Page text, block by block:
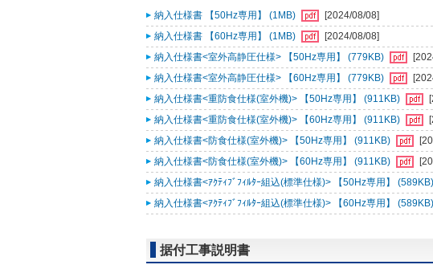
納入仕様書 【50Hz専用】 (1MB)
[2024/08/08]
納入仕様書 【60Hz専用】 (1MB)
[2024/08/08]
納入仕様書<室外高静圧仕様> 【50Hz専用】 (779KB)
納入仕様書<室外高静圧仕様> 【60Hz専用】 (779KB)
納入仕様書<重防食仕様(室外機)> 【50Hz専用】 (911KB)
納入仕様書<重防食仕様(室外機)> 【60Hz専用】 (911KB)
納入仕様書<防食仕様(室外機)> 【50Hz専用】 (911KB)
納入仕様書<防食仕様(室外機)> 【60Hz専用】 (911KB)
納入仕様書<ｱｸﾃｨﾌﾞﾌｨﾙﾀｰ組込(標準仕様)> 【50Hz専用】 (589KB)
納入仕様書<ｱｸﾃｨﾌﾞﾌｨﾙﾀｰ組込(標準仕様)> 【60Hz専用】 (589KB)
据付工事説明書